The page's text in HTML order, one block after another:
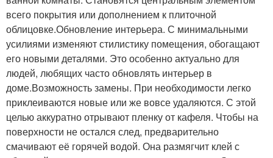
всего покрытия или дополнением к плиточной
облицовке.Обновление интерьера. С минимальными
усилиями изменяют стилистику помещения, обогащают
его новыми деталями. Это особенно актуально для
людей, любящих часто обновлять интерьер в
доме.Возможность замены. При необходимости легко
приклеиваются новые или же вовсе удаляются. С этой
целью аккуратно отрывают пленку от кафеля. Чтобы на
поверхности не остался след, предварительно
смачивают её горячей водой. Она размягчит клей с